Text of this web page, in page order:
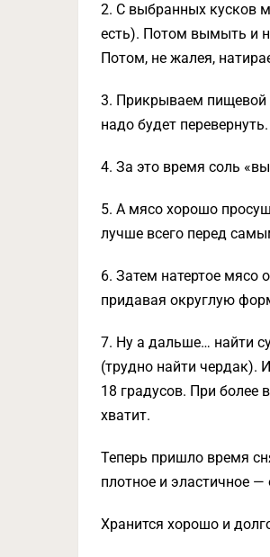
2. С выбранных кусков
есть). Потом вымыть и
Потом, не жалея,
3. Прикрываем пищевой
надо будет перевернуть.
4. За это время соль
5. А мясо хорошо
лучше всего перед
6. Затем натертое мясо
придавая округлую
7. Ну а дальше… найти
(трудно найти чердак).
18 градусов. При более
хватит.
Теперь пришло время
плотное и эластичное —
Хранится хорошо и